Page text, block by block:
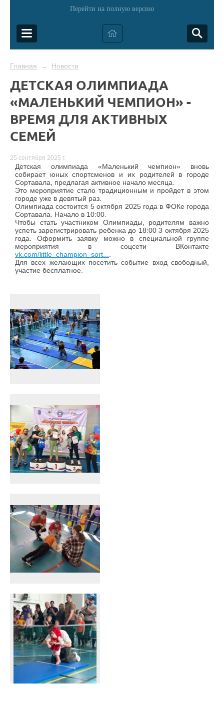
Перейти на полную версию
Главная → Новости
ДЕТСКАЯ ОЛИМПИАДА
«МАЛЕНЬКИЙ ЧЕМПИОН» -
ВРЕМЯ ДЛЯ АКТИВНЫХ
СЕМЕЙ
25 сентября 2025 г.
Детская олимпиада «Маленький чемпион» вновь
собирает юных спортсменов и их родителей в городе
Сортавала, предлагая активное начало месяца.
Это мероприятие стало традиционным и пройдет в этом
городе уже в девятый раз.
Олимпиада состоится 5 октября 2025 года в ФОКе города
Сортавала. Начало в 10:00.
Чтобы стать участником Олимпиады, родителям важно
успеть зарегистрировать ребенка до 18:00 3 октября 2025
года. Оформить заявку можно в специальной группе
мероприятия в соцсети ВКонтакте
vk.com/little_champion_sort....
Для всех желающих посетить событие вход свободный,
участие бесплатное.